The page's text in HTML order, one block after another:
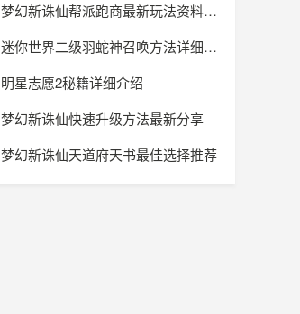
梦幻新诛仙帮派跑商最新玩法资料一览
迷你世界二级羽蛇神召唤方法详细介绍
明星志愿2秘籍详细介绍
梦幻新诛仙快速升级方法最新分享
梦幻新诛仙天道府天书最佳选择推荐